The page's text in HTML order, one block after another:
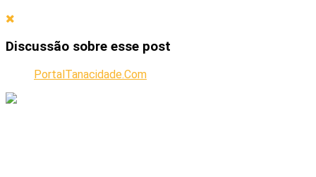
Discussão sobre esse post
PortalTanacidade.Com